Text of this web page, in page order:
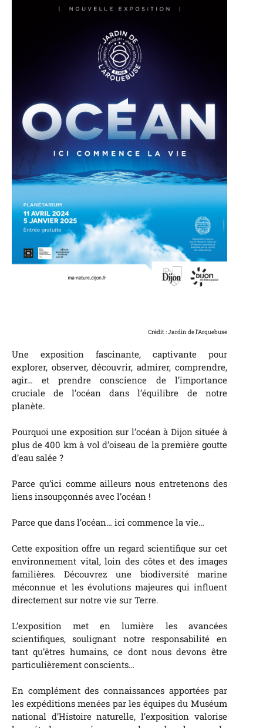
Crédit : Jardin de l’Arquebuse
Une exposition fascinante, captivante pour
explorer, observer, découvrir, admirer, comprendre,
agir… et prendre conscience de l’importance
cruciale de l’océan dans l’équilibre de notre
planète.
Pourquoi une exposition sur l’océan à Dijon située à
plus de 400 km à vol d’oiseau de la première goutte
d’eau salée ?
Parce qu’ici comme ailleurs nous entretenons des
liens insoupçonnés avec l’océan !
Parce que dans l’océan… ici commence la vie…
Cette exposition offre un regard scientifique sur cet
environnement vital, loin des côtes et des images
familières. Découvrez une biodiversité marine
méconnue et les évolutions majeures qui influent
directement sur notre vie sur Terre.
L’exposition met en lumière les avancées
scientifiques, soulignant notre responsabilité en
tant qu’êtres humains, ce dont nous devons être
particulièrement conscients…
En complément des connaissances apportées par
les expéditions menées par les équipes du Muséum
national d’Histoire naturelle, l’exposition valorise